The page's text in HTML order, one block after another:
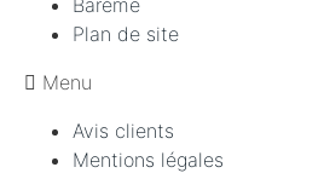
Plan de site
Menu
Avis clients
Mentions légales